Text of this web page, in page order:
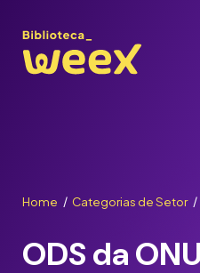
Home / Categorias de Setor /
ODS da